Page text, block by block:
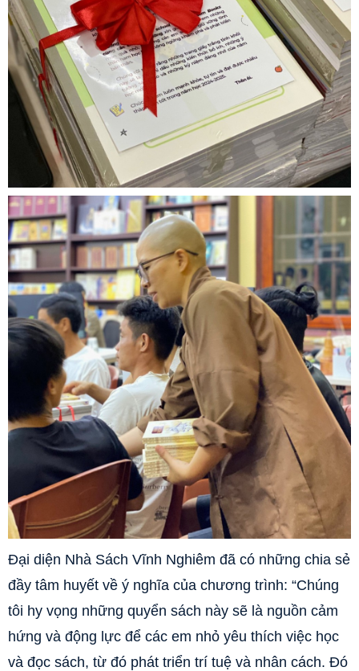
Đại diện Nhà Sách Vĩnh Nghiêm đã có những chia sẻ
đầy tâm huyết về ý nghĩa của chương trình: “Chúng
tôi hy vọng những quyển sách này sẽ là nguồn cảm
hứng và động lực để các em nhỏ yêu thích việc học
và đọc sách, từ đó phát triển trí tuệ và nhân cách. Đó